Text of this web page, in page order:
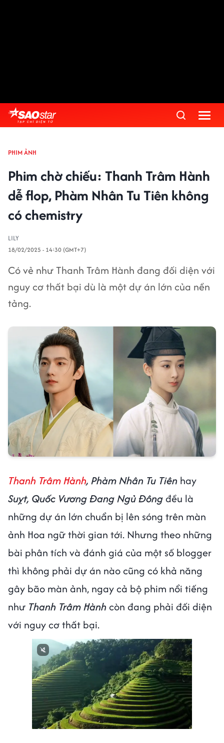
PHIM ẢNH
Phim chờ chiếu: Thanh Trâm Hành
dễ flop, Phàm Nhân Tu Tiên không
có chemistry
LILY
18/02/2025 - 14:30 (GMT+7)
Có vẻ như Thanh Trâm Hành đang đối diện với
nguy cơ thất bại dù là một dự án lớn của nền
tảng.
Thanh Trâm Hành, Phàm Nhân Tu Tiên hay
Suỵt, Quốc Vương Đang Ngủ Đôngđều là
những dự án lớn chuẩn bị lên sóng trên màn
ảnh Hoa ngữ thời gian tới. Nhưng theo những
bài phân tích và đánh giá của một số blogger
thì không phải dự án nào cũng có khả năng
gây bão màn ảnh, ngay cả bộ phim nổi tiếng
như Thanh Trâm Hành còn đang phải đối diện
với nguy cơ thất bại.